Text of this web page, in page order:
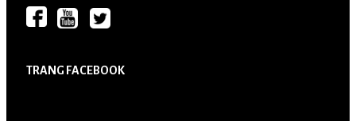
TRANG FACEBOOK